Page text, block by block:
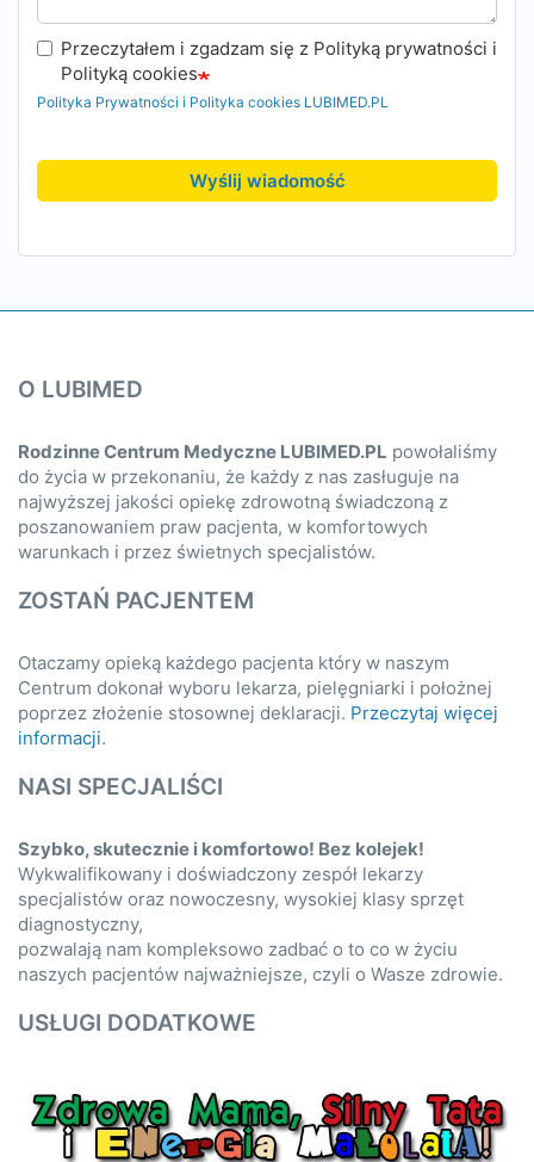
Przeczytałem i zgadzam się z Polityką prywatności i
Polityką cookies
Polityka Prywatności i Polityka cookies LUBIMED.PL
Wyślij wiadomość
O LUBIMED
Rodzinne Centrum Medyczne LUBIMED.PL powołaliśmy
do życia w przekonaniu, że każdy z nas zasługuje na
najwyższej jakości opiekę zdrowotną świadczoną z
poszanowaniem praw pacjenta, w komfortowych
warunkach i przez świetnych specjalistów.
ZOSTAŃ PACJENTEM
Otaczamy opieką każdego pacjenta który w naszym
Centrum dokonał wyboru lekarza, pielęgniarki i położnej
poprzez złożenie stosownej deklaracji. Przeczytaj więcej
informacji.
NASI SPECJALIŚCI
Szybko, skutecznie i komfortowo! Bez kolejek!
Wykwalifikowany i doświadczony zespół lekarzy
specjalistów oraz nowoczesny, wysokiej klasy sprzęt
diagnostyczny,
pozwalają nam kompleksowo zadbać o to co w życiu
naszych pacjentów najważniejsze, czyli o Wasze zdrowie.
USŁUGI DODATKOWE